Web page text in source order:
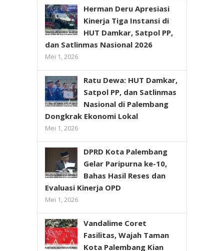
Herman Deru Apresiasi
Kinerja Tiga Instansi di
HUT Damkar, Satpol PP,
dan Satlinmas Nasional 2026
Mei 1, 2026
Ratu Dewa: HUT Damkar,
Satpol PP, dan Satlinmas
Nasional di Palembang
Dongkrak Ekonomi Lokal
Mei 1, 2026
DPRD Kota Palembang
Gelar Paripurna ke-10,
Bahas Hasil Reses dan
Evaluasi Kinerja OPD
Mei 1, 2026
Vandalime Coret
Fasilitas, Wajah Taman
Kota Palembang Kian